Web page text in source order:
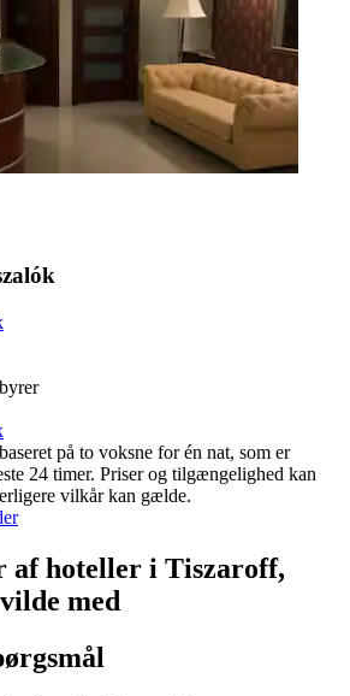
på to voksne for én nat, som er
24 timer. Priser og tilgængelighed kan
vilkår kan gælde.
af hoteller i Tiszaroff,
med